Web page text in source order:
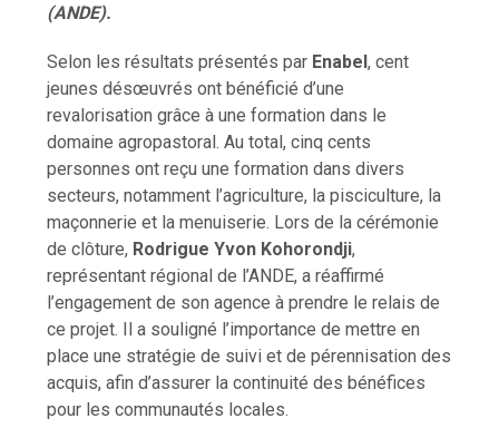
(ANDE).
Selon les résultats présentés par Enabel, cent
jeunes désœuvrés ont bénéficié d’une
revalorisation grâce à une formation dans le
domaine agropastoral. Au total, cinq cents
personnes ont reçu une formation dans divers
secteurs, notamment l’agriculture, la pisciculture, la
maçonnerie et la menuiserie. Lors de la cérémonie
de clôture, Rodrigue Yvon Kohorondji,
représentant régional de l’ANDE, a réaffirmé
l’engagement de son agence à prendre le relais de
ce projet. Il a souligné l’importance de mettre en
place une stratégie de suivi et de pérennisation des
acquis, afin d’assurer la continuité des bénéfices
pour les communautés locales.